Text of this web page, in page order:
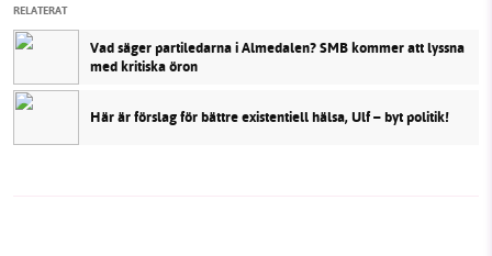
RELATERAT
Vad säger partiledarna i Almedalen? SMB kommer att lyssna
med kritiska öron
Här är förslag för bättre existentiell hälsa, Ulf – byt politik!